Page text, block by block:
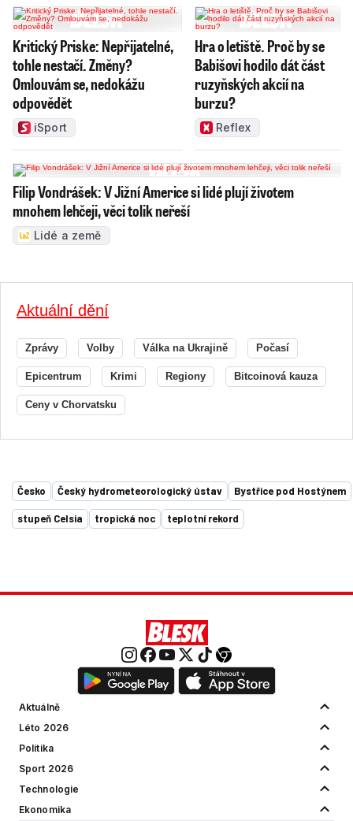
Kritický Priske: Nepřijatelné,
tohle nestačí. Změny?
Omlouvám se, nedokážu
odpovědět
iSport
Hra o letiště. Proč by se
Babišovi hodilo dát část
ruzyňských akcií na
burzu?
Reflex
Filip Vondrášek: V Jižní Americe si lidé plují životem
mnohem lehčeji, věci tolik neřeší
Lidé a země
Aktuální dění
Zprávy Volby Válka na Ukrajině Počasí
Epicentrum Krimi Regiony Bitcoinová kauza
Ceny v Chorvatsku
Česko Český hydrometeorologický ústav Bystřice pod Hostýnem
stupeň Celsia tropická noc teplotní rekord
Aktuálně
Léto 2026
Politika
Sport 2026
Technologie
Ekonomika